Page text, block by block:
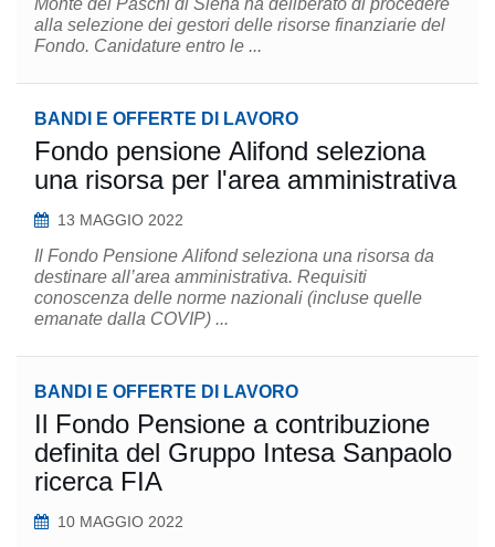
Monte dei Paschi di Siena ha deliberato di procedere
alla selezione dei gestori delle risorse finanziarie del
Fondo. Canidature entro le ...
BANDI E OFFERTE DI LAVORO
Fondo pensione Alifond seleziona
una risorsa per l'area amministrativa
13 MAGGIO 2022
Il Fondo Pensione Alifond seleziona una risorsa da
destinare all’area amministrativa. Requisiti
conoscenza delle norme nazionali (incluse quelle
emanate dalla COVIP) ...
BANDI E OFFERTE DI LAVORO
Il Fondo Pensione a contribuzione
definita del Gruppo Intesa Sanpaolo
ricerca FIA
10 MAGGIO 2022